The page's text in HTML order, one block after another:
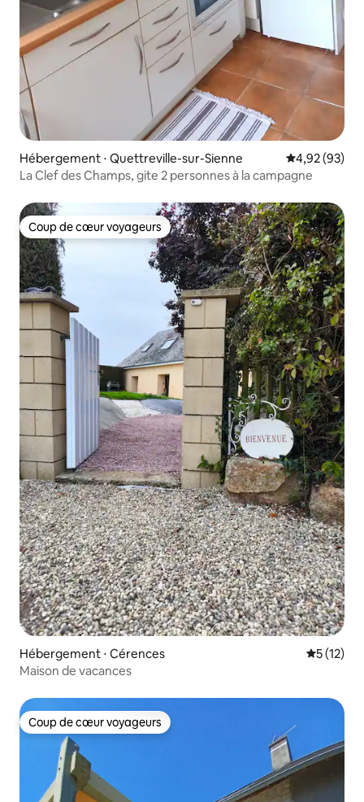
Hébergement ⋅ Quettreville-sur-Sienne Évaluation
4,92 (93)
La Clef des Champs, gite 2 personnes à la campagne
Coup de cœur voyageurs
Coup de cœur voyageurs
Hébergement ⋅ Cérences
5 (12)
Maison de vacances
Coup de cœur voyageurs
Coup de cœur voyageurs